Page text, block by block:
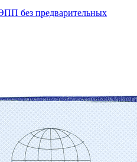
без предварительных